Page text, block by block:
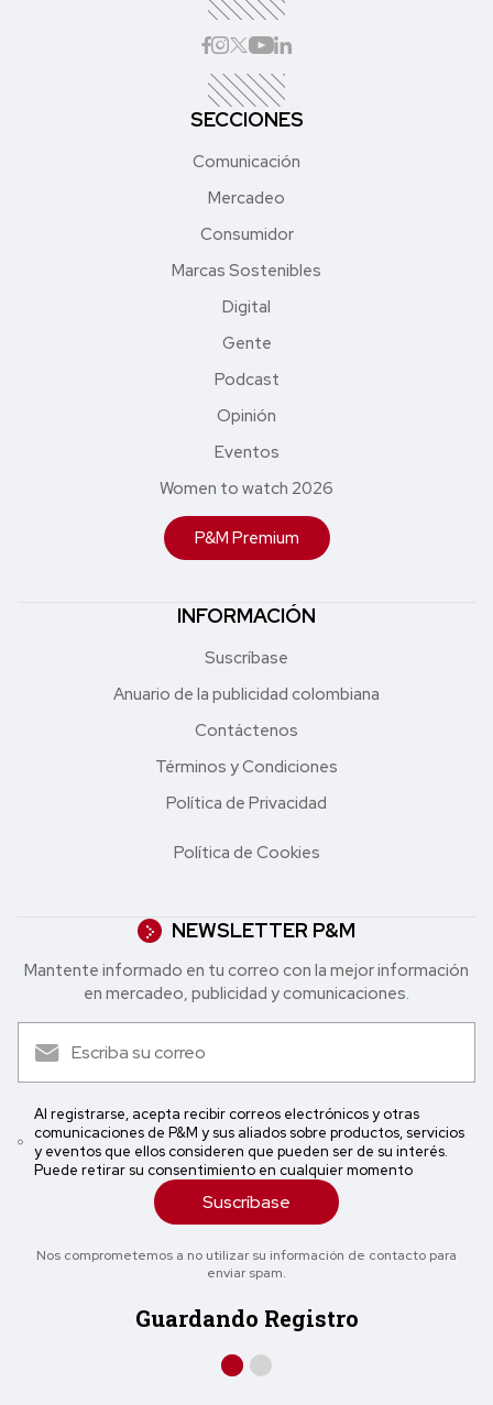
SECCIONES
Comunicación
Mercadeo
Consumidor
Marcas Sostenibles
Digital
Gente
Podcast
Opinión
Eventos
Women to watch 2026
P&M Premium
INFORMACIÓN
Suscríbase
Anuario de la publicidad colombiana
Contáctenos
Términos y Condiciones
Política de Privacidad
Política de Cookies
NEWSLETTER P&M
Mantente informado en tu correo con la mejor in formación
en mercadeo, publicidad y comunicaciones.
Al registrarse, acepta recibir correos electrónicos y otras
comunicaciones de P&M y sus aliados sobre productos, servicios
y eventos que ellos consideren que pueden ser de su interés.
Puede retirar su consentimiento en cualquier momento
Suscríbase
Nos comprometemos a no utilizar su información de contacto para
enviar spam.
Guardando Registro